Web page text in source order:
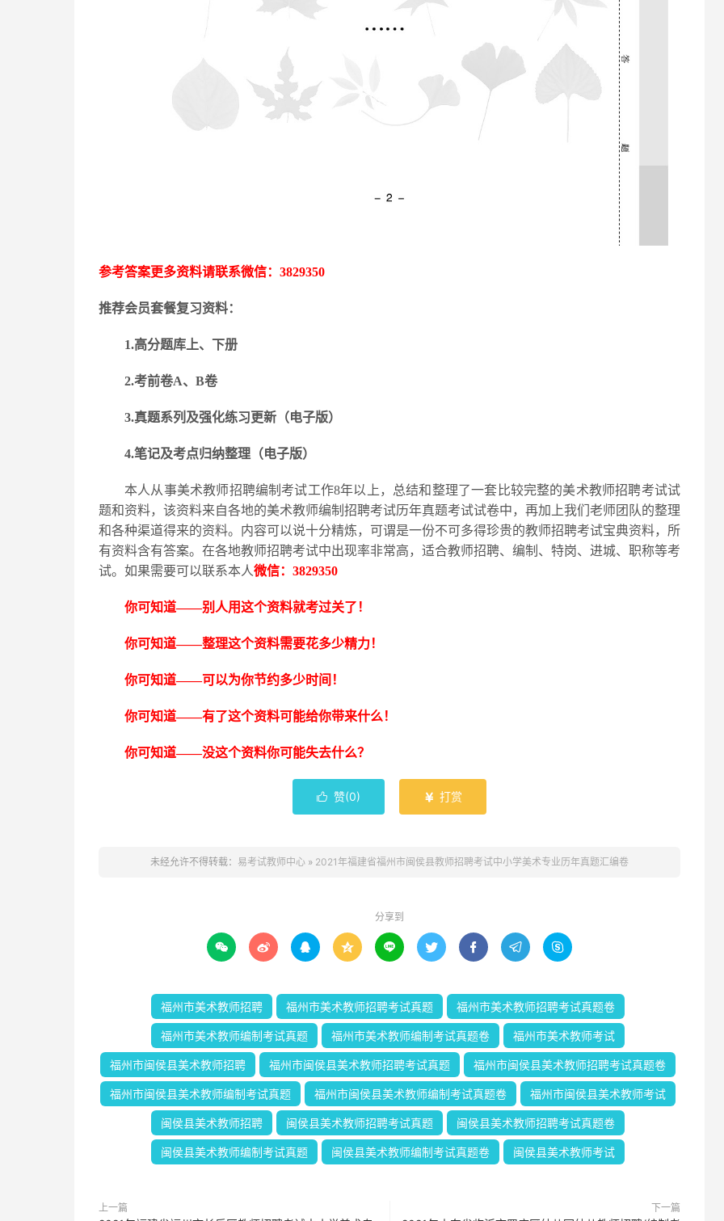
参考答案更多资料请联系微信： 3829350
推荐会员套餐复习资料：
1.高分题库上、下册
2.考前卷A、B卷
3.真题系列及强化练习更新 （电子版）
4.笔记及考点归纳整理（电子版）
本人从事美术教师招聘编制考试工作8年以上，总结和整理了一套比较完整的美术教师招聘考试试
题和资料，该资料来自各地的美术教师编制招聘考试历年真题考试试卷中，再加上我们老师团队的整理
和各种渠道得来的资料。内容可以说十分精炼，可谓是一份不可多得珍贵的教师招聘考试宝典资料，所
有资料含有答案。在各地教师招聘考试中出现率非常高，适合教师招聘、编制、特岗、进城、职称等考
试。如果需要可以联系本人微信： 3829350
你可知道——别人用这个资料就考过关了！
你可知道——整理这个资料需要花多少精力！
你可知道——可以为你节约多少时间！
你可知道——有了这个资料可能给你带来什么！
你可知道——没这个资料你可能失去什么？
 赞(0)  打赏
未经允许不得转载： 易考试教师中心 » 2021年福建省福州市闽侯县教师招聘考试中小学美术专业历年真题汇编卷
分享到
        
福州市美术教师招聘 福州市美术教师招聘考试真题 福州市美术教师招聘考试真题卷
福州市美术教师编制考试真题 福州市美术教师编制考试真题卷 福州市美术教师考试
福州市闽侯县美术教师招聘 福州市闽侯县美术教师招聘考试真题 福州市闽侯县美术教师招聘考试真题卷
福州市闽侯县美术教师编制考试真题 福州市闽侯县美术教师编制考试真题卷 福州市闽侯县美术教师考试
闽侯县美术教师招聘 闽侯县美术教师招聘考试真题 闽侯县美术教师招聘考试真题卷
闽侯县美术教师编制考试真题 闽侯县美术教师编制考试真题卷 闽侯县美术教师考试
上一篇 下一篇